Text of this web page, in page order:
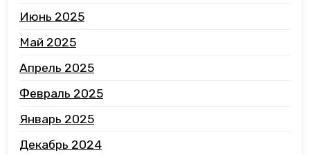
Июнь 2025
Май 2025
Апрель 2025
Февраль 2025
Январь 2025
Декабрь 2024